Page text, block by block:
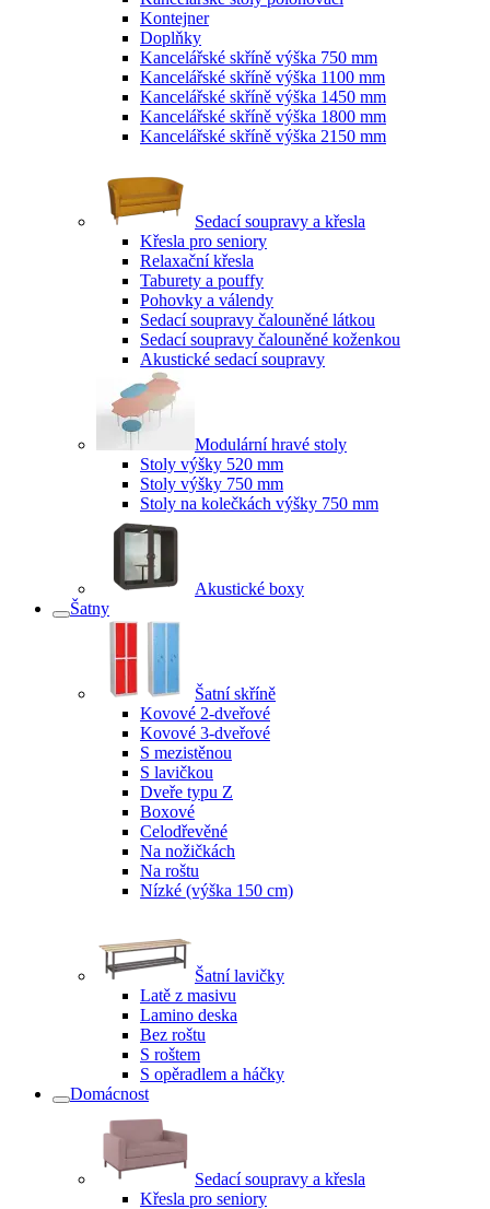
Kontejner
Doplňky
Kancelářské skříně výška 750 mm
Kancelářské skříně výška 1100 mm
Kancelářské skříně výška 1450 mm
Kancelářské skříně výška 1800 mm
Kancelářské skříně výška 2150 mm
Sedací soupravy a křesla
Křesla pro seniory
Relaxační křesla
Taburety a pouffy
Pohovky a válendy
Sedací soupravy čalouněné látkou
Sedací soupravy čalouněné koženkou
Akustické sedací soupravy
Modulární hravé stoly
Stoly výšky 520 mm
Stoly výšky 750 mm
Stoly na kolečkách výšky 750 mm
Akustické boxy
Šatny
Šatní skříně
Kovové 2-dveřové
Kovové 3-dveřové
S mezistěnou
S lavičkou
Dveře typu Z
Boxové
Celodřevěné
Na nožičkách
Na roštu
Nízké (výška 150 cm)
Šatní lavičky
Latě z masivu
Lamino deska
Bez roštu
S roštem
S opěradlem a háčky
Domácnost
Sedací soupravy a křesla
Křesla pro seniory